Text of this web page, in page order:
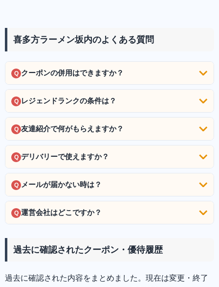
喜多方ラーメン坂内のよくある質問
Q クーポンの併用はできますか？
Q レジェンドランクの条件は？
Q 友達紹介で何がもらえますか？
Q デリバリーで使えますか？
Q メールが届かない時は？
Q 運営会社はどこですか？
過去に確認されたクーポン・優待履歴
過去に確認された内容をまとめました。現在は変更・終了